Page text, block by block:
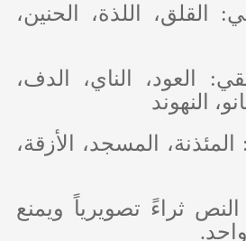
القلق، اللذة، الحنين،
العود، الناي، الدف،
النهوند
المسجد، الأزقة،
النص ثراءً تصويرياً ويمنع